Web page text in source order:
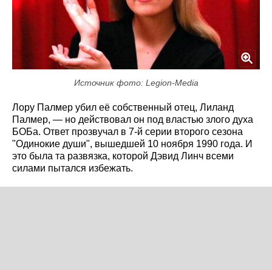
Источник фото: Legion-Media
Лору Палмер убил её собственный отец, Лиланд
Палмер, — но действовал он под властью злого духа
БОБа. Ответ прозвучал в 7-й серии второго сезона
"Одинокие души", вышедшей 10 ноября 1990 года. И
это была та развязка, которой Дэвид Линч всеми
силами пытался избежать.